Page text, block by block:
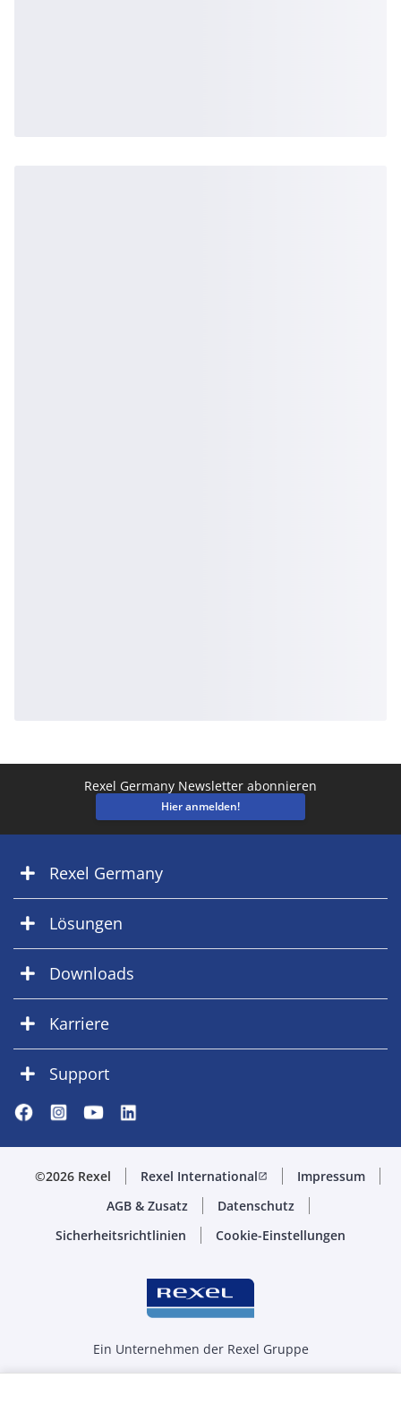
Rexel Germany Newsletter abonnieren
Hier anmelden!
Rexel Germany
Lösungen
Downloads
Karriere
Support
©2026 Rexel Rexel Internationalopen_in_new
Impressum
AGB & Zusatz
Datenschutz
Sicherheitsrichtlinien
Cookie-Einstellungen
Ein Unternehmen der Rexel Gruppe